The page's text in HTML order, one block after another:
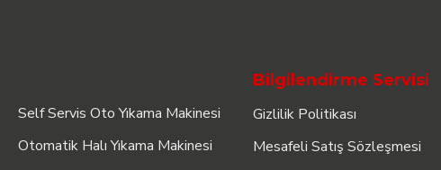
Self Servis Oto Yıkama Makinesi
Otomatik Halı Yıkama Makinesi
Bilgilendirme Servisi
Gizlilik Politikası
Mesafeli Satış Sözleşmesi